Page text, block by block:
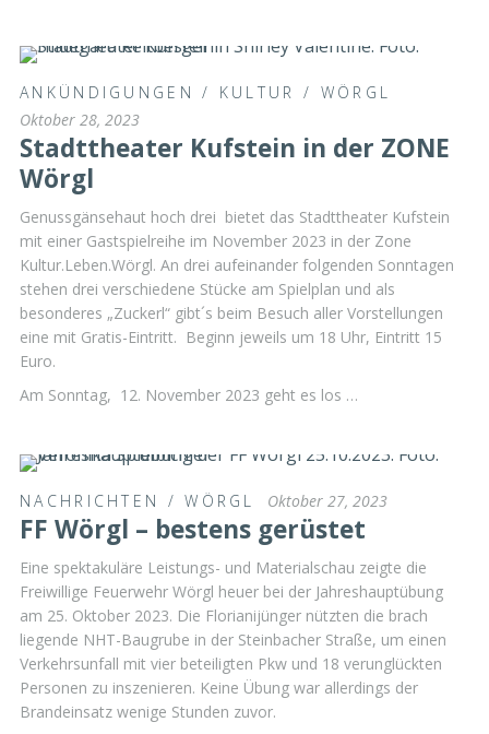
ANKÜNDIGUNGEN / KULTUR / WÖRGL
Oktober 28, 2023
Stadttheater Kufstein in der ZONE
Wörgl
Genussgänsehaut hoch drei bietet das Stadttheater Kufstein
mit einer Gastspielreihe im November 2023 in der Zone
Kultur.Leben.Wörgl. An drei aufeinander folgenden Sonntagen
stehen drei verschiedene Stücke am Spielplan und als
besonderes „Zuckerl“ gibt´s beim Besuch aller Vorstellungen
eine mit Gratis-Eintritt. Beginn jeweils um 18 Uhr, Eintritt 15
Euro.
Am Sonntag, 12. November 2023 geht es los …
NACHRICHTEN /WÖRGL Oktober 27, 2023
FF Wörgl – bestens gerüstet
Eine spektakuläre Leistungs- und Materialschau zeigte die
Freiwillige Feuerwehr Wörgl heuer bei der Jahreshauptübung
am 25. Oktober 2023. Die Florianijünger nützten die brach
liegende NHT-Baugrube in der Steinbacher Straße, um einen
Verkehrsunfall mit vier beteiligten Pkw und 18 verunglückten
Personen zu inszenieren. Keine Übung war allerdings der
Brandeinsatz wenige Stunden zuvor.